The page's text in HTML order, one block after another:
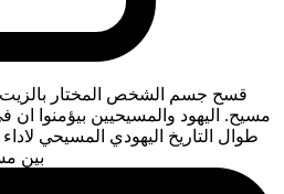
قسح جسم الشخص المختار
مسيح. اليهود والمسيحيين بيؤمنوا
طوال التاريخ اليهودي المسيحي
بين